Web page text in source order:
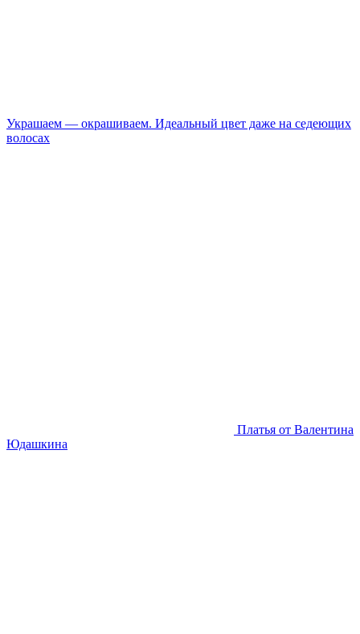
Украшаем — окрашиваем. Идеальный цвет даже на седеющих
волосах
Платья от Валентина
Юдашкина